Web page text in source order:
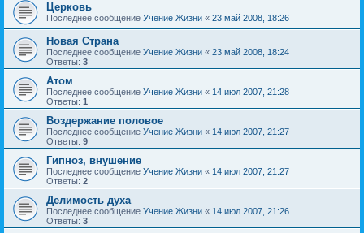
Церковь
Последнее сообщение Учение Жизни « 23 май 2008, 18:26
Новая Страна
Последнее сообщение Учение Жизни « 23 май 2008, 18:24
Ответы: 3
Атом
Последнее сообщение Учение Жизни « 14 июл 2007, 21:28
Ответы: 1
Воздержание половое
Последнее сообщение Учение Жизни « 14 июл 2007, 21:27
Ответы: 9
Гипноз, внушение
Последнее сообщение Учение Жизни « 14 июл 2007, 21:27
Ответы: 2
Делимость духа
Последнее сообщение Учение Жизни « 14 июл 2007, 21:26
Ответы: 3